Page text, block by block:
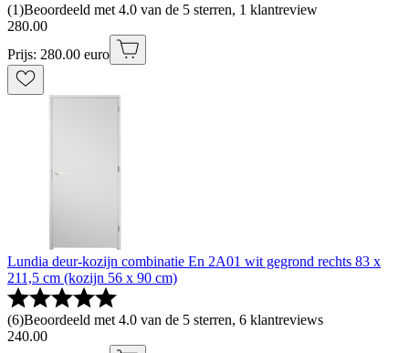
(1)Beoordeeld met 4.0 van de 5 sterren, 1 klantreview
280.00
Prijs: 280.00 euro
Lundia deur-kozijn combinatie En 2A01 wit gegrond rechts 83 x
211,5 cm (kozijn 56 x 90 cm)
(6)Beoordeeld met 4.0 van de 5 sterren, 6 klantreviews
240.00